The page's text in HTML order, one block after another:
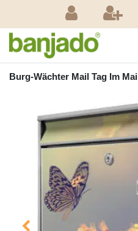
Burg-Wächter Mail Tag Im Mai